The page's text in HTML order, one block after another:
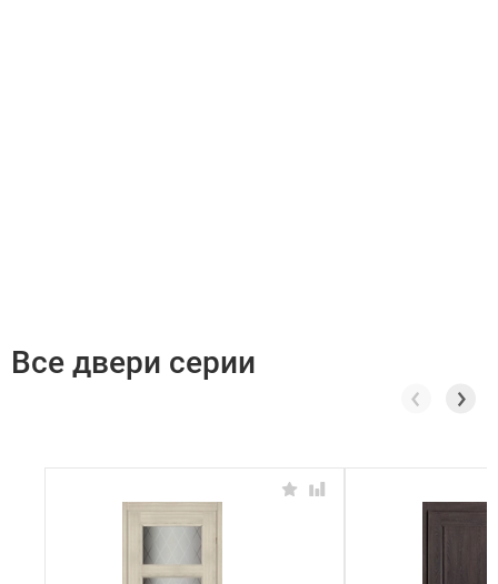
Все двери серии